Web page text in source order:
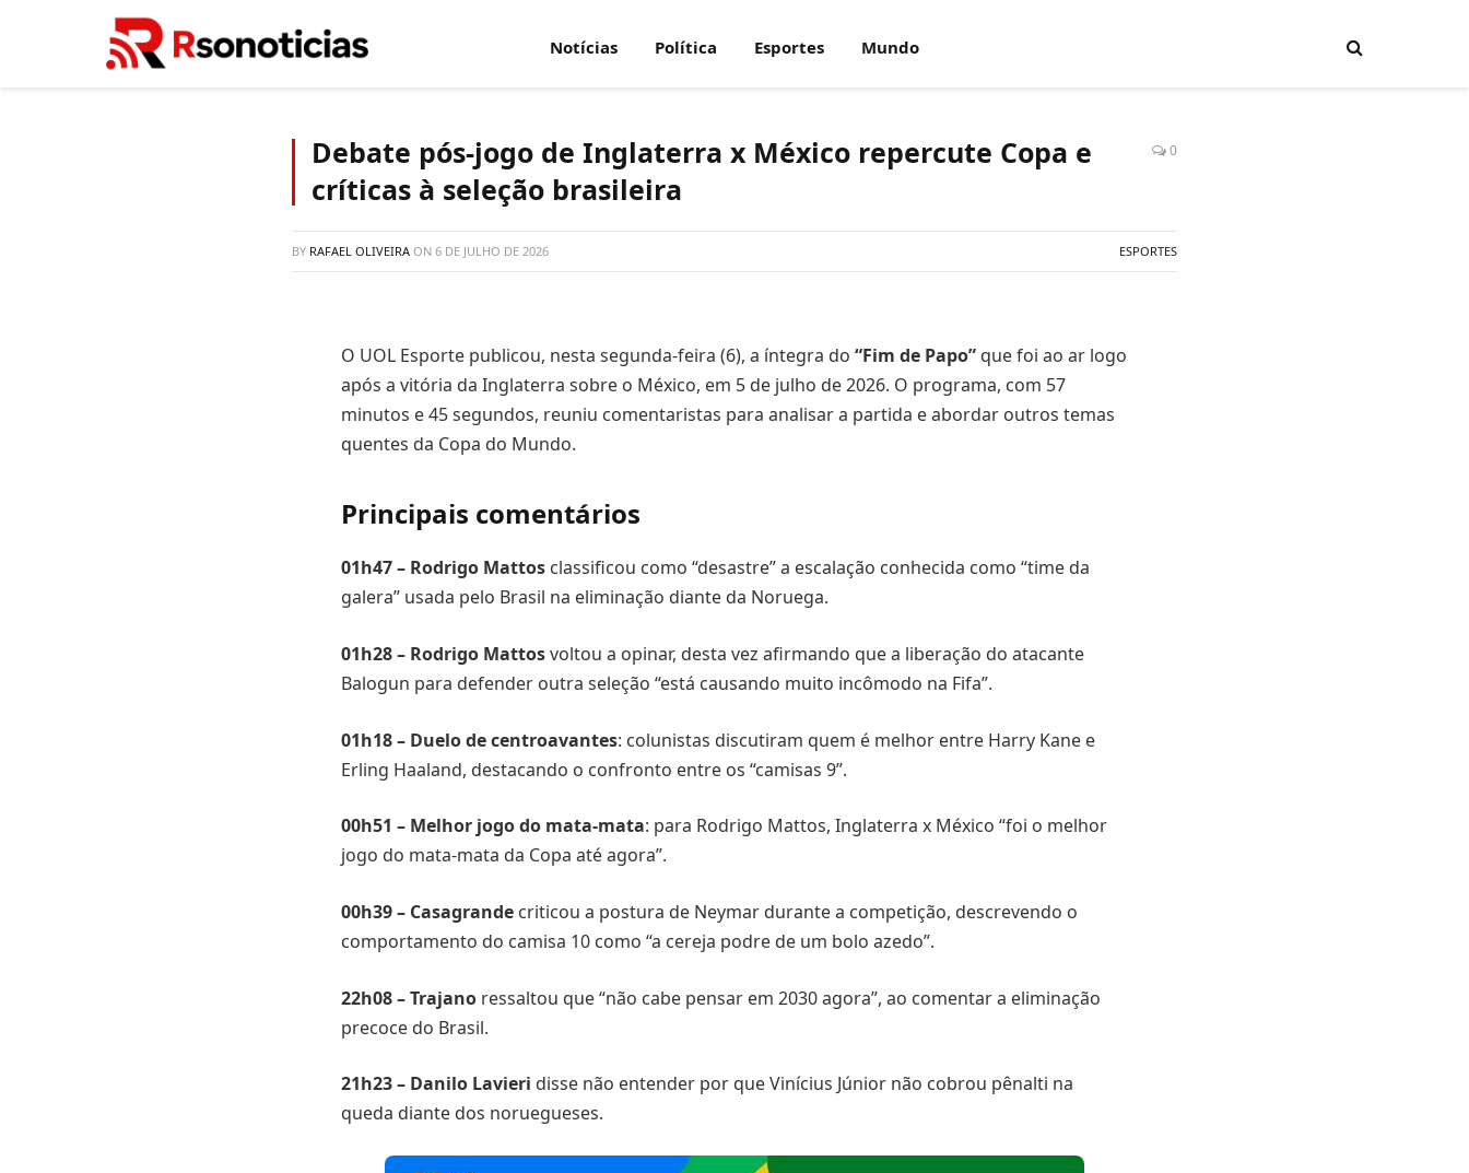
Notícias Política Esportes Mundo
Debate pós-jogo de Inglaterra x México repercute Copa e
críticas à seleção brasileira
0
BY RAFAEL OLIVEIRA ON 6 DE JULHO DE 2026 ESPORTES
O UOL Esporte publicou, nesta segunda-feira (6), a íntegra do “Fim de Papo” que foi ao ar logo
após a vitória da Inglaterra sobre o México, em 5 de julho de 2026. O programa, com 57
minutos e 45 segundos, reuniu comentaristas para analisar a partida e abordar outros temas
quentes da Copa do Mundo.
Principais comentários
01h47 – Rodrigo Mattos classificou como “desastre” a escalação conhecida como “time da
galera” usada pelo Brasil na eliminação diante da Noruega.
01h28 – Rodrigo Mattosvoltou a opinar, desta vez afirmando que a liberação do atacante
Balogun para defender outra seleção “está causando muito incômodo na Fifa”.
01h18 – Duelo de centroavantes: colunistas discutiram quem é melhor entre Harry Kane e
Erling Haaland, destacando o confronto entre os “camisas 9”.
00h51 – Melhor jogo do mata-mata: para Rodrigo Mattos, Inglaterra x México “foi o melhor
jogo do mata-mata da Copa até agora”.
00h39 – Casagrande criticou a postura de Neymar durante a competição, descrevendo o
comportamento do camisa 10 como “a cereja podre de um bolo azedo”.
22h08 – Trajano ressaltou que “não cabe pensar em 2030 agora”, ao comentar a eliminação
precoce do Brasil.
21h23 – Danilo Lavieri disse não entender por que Vinícius Júnior não cobrou pênalti na
queda diante dos noruegueses.